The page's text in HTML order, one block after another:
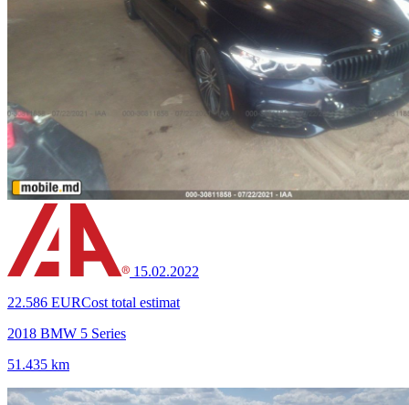
15.02.2022
22.586 EURCost total estimat
2018 BMW 5 Series
51.435 km